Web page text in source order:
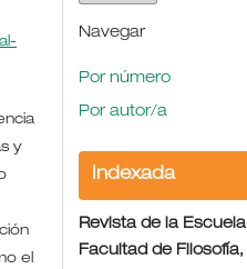
y
el
Navegar
Por número
Por autor/a
Indexada
Revista de la
Facultad de